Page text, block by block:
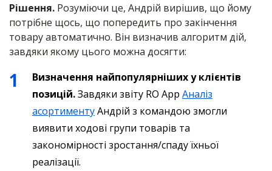
Рішення. Розуміючи це, Андрій вирішив, що йому
потрібне щось, що попередить про закінчення
товару автоматично. Він визначив алгоритм дій,
завдяки якому цього можна досягти:
Визначення найпопулярніших у клієнтів
позицій.Завдяки звіту RO App Аналіз
асортиментуАндрій з командою змогли
виявити ходові групи товарів та
закономірності зростання/спаду їхньої
реалізації.